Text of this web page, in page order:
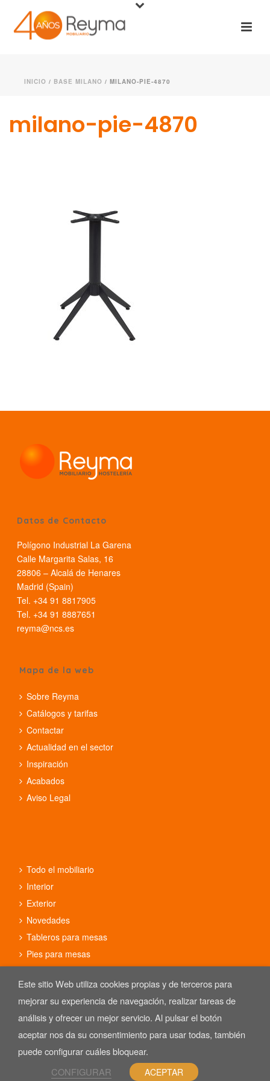
INICIO / BASE MILANO / MILANO-PIE-4870
milano-pie-4870
Datos de Contacto
Polígono Industrial La Garena
Calle Margarita Salas, 16
28806 – Alcalá de Henares
Madrid (Spain)
Tel. +34 91 8817905
Tel. +34 91 8887651
reyma@ncs.es
Mapa de la web
Sobre Reyma
Catálogos y tarifas
Contactar
Actualidad en el sector
Inspiración
Acabados
Aviso Legal
Todo el mobiliario
Interior
Exterior
Novedades
Tableros para mesas
Pies para mesas
Copyright © 2025 REYMA mobiliario de hostelería. Las Imágenes de
Aviso Legal
Política de Privacidad
Este sitio Web utiliza cookies propias y de terceros para
mejorar su experiencia de navegación, realizar tareas de
análisis y ofrecer un mejor servicio. Al pulsar el botón
aceptar nos da su consentimiento para usar todas, también
puede configurar cuáles bloquear.
CONFIGURAR
ACEPTAR